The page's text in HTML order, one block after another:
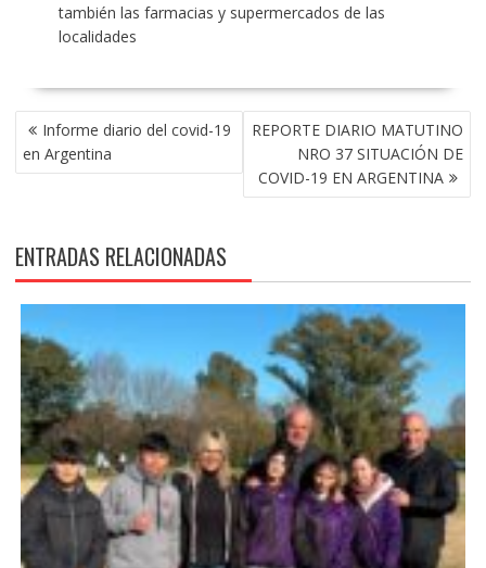
también las farmacias y supermercados de las
localidades
NAVEGACIÓN
DE
ENTRADAS
Informe diario del covid-19
en Argentina
REPORTE DIARIO MATUTINO
NRO 37 SITUACIÓN DE
COVID-19 EN ARGENTINA
ENTRADAS RELACIONADAS